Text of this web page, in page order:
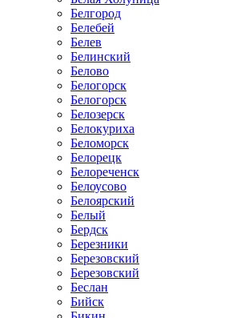
Белгород
Белебей
Белев
Белинский
Белово
Белогорск
Белогорск
Белозерск
Белокуриха
Беломорск
Белорецк
Белореченск
Белоусово
Белоярский
Белый
Бердск
Березники
Березовский
Березовский
Беслан
Бийск